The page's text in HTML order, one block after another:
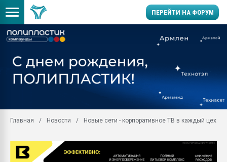
ПЕРЕЙТИ НА ФОРУМ
умельцы изготовили
Продажа готового
производство SPC
заводу пластмасс"
Главная Новости Новые сети - корпоративное ТВ в каждый цех